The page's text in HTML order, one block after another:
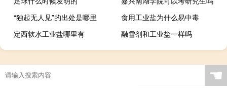
“独起无人见”的出处是哪里
食用工业盐为什么易中毒
定西软水工业盐哪里有
融雪剂和工业盐一样吗
☚